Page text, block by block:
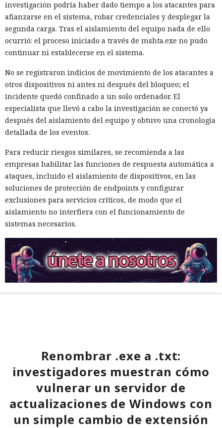
investigación podría haber dado tiempo a los atacantes para
afianzarse en el sistema, robar credenciales y desplegar la
segunda carga. Tras el aislamiento del equipo nada de ello
ocurrió: el proceso iniciado a través de mshta.exe no pudo
continuar ni establecerse en el sistema.
No se registraron indicios de movimiento de los atacantes a
otros dispositivos ni antes ni después del bloqueo; el
incidente quedó confinado a un solo ordenador. El
especialista que llevó a cabo la investigación se conectó ya
después del aislamiento del equipo y obtuvo una cronología
detallada de los eventos.
Para reducir riesgos similares, se recomienda a las
empresas habilitar las funciones de respuesta automática a
ataques, incluido el aislamiento de dispositivos, en las
soluciones de protección de endpoints y configurar
exclusiones para servicios críticos, de modo que el
aislamiento no interfiera con el funcionamiento de
sistemas necesarios.
Renombrar .exe a .txt:
investigadores muestran cómo
vulnerar un servidor de
actualizaciones de Windows con
un simple cambio de extensión